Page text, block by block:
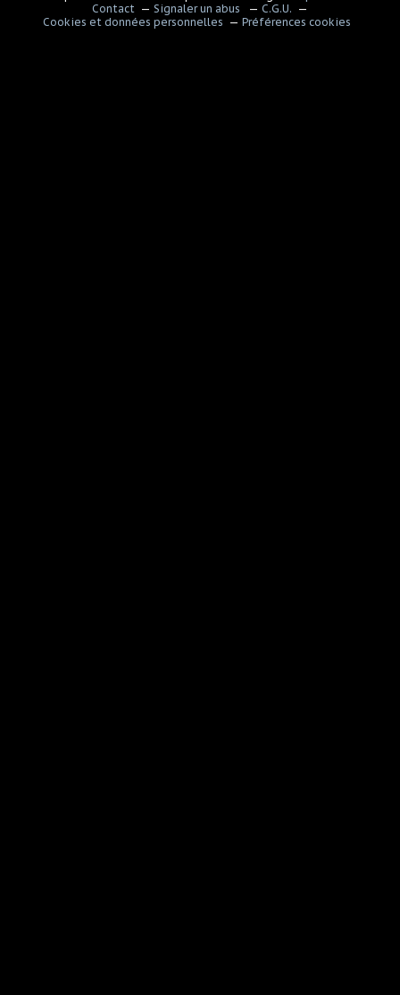
Contact
Signaler un abus
C.G.U.
Cookies et données personnelles
Préférences cookies